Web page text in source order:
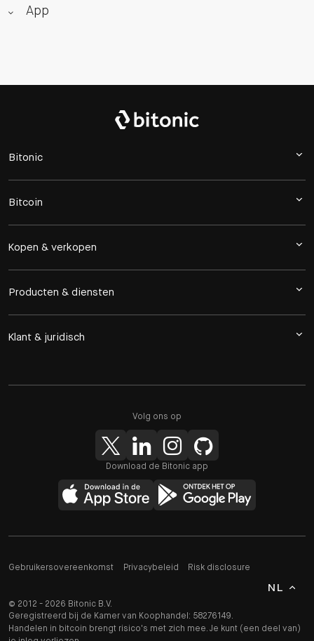
App
Bitonic
Bitcoin
Kopen & verkopen
Producten & diensten
Klant & juridisch
Volg ons op
Download de Bitonic app
© 2012 - 2026 Bitonic B.V.
Geregistreerd bij de Kamer van Koophandel: 58276149.
Handelen in bitcoin brengt risico's met zich mee. Je kunt (een deel van)
Gebruikersovereenkomst Privacybeleid Risk disclosure
NL